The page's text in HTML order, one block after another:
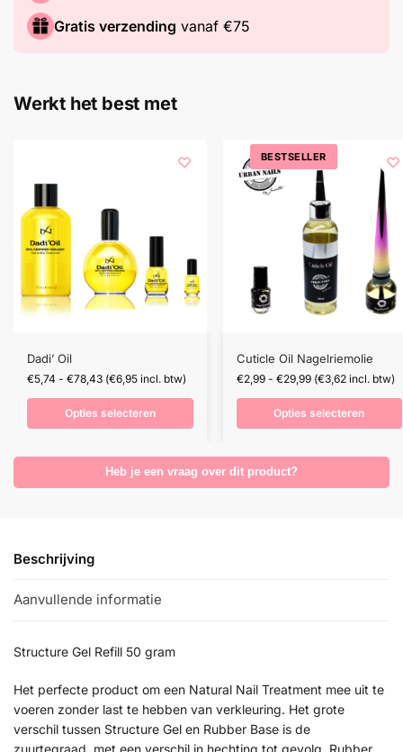
Gratis verzending vanaf €75
Werkt het best met
Dadi’ Oil
€5,74 - €78,43 (€6,95 incl. btw)
Opties selecteren
Cuticle Oil Nagelriemolie
BESTSELLER
€2,99 - €29,99(€3,62incl. btw)
Opties selecteren
Heb je een vraag over dit product?
Beschrijving
Aanvullende informatie
Structure Gel Refill 50 gram
Het perfecte product om een Natural Nail Treatment mee uit te
voeren zonder last te hebben van verkleuring. Het grote
verschil tussen Structure Gel en Rubber Base is de
zuurtegraad, met een verschil in hechting tot gevolg. Rubber